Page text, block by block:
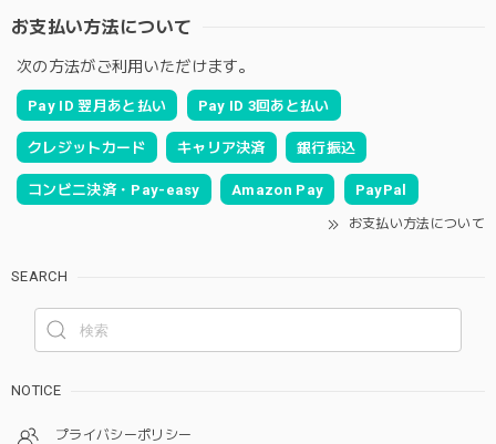
お支払い方法について
次の方法がご利用いただけます。
Pay ID 翌月あと払い Pay ID 3回あと払い
クレジットカード キャリア決済 銀行振込
コンビニ決済・Pay-easy Amazon Pay PayPal
お支払い方法について
SEARCH
NOTICE
プライバシーポリシー